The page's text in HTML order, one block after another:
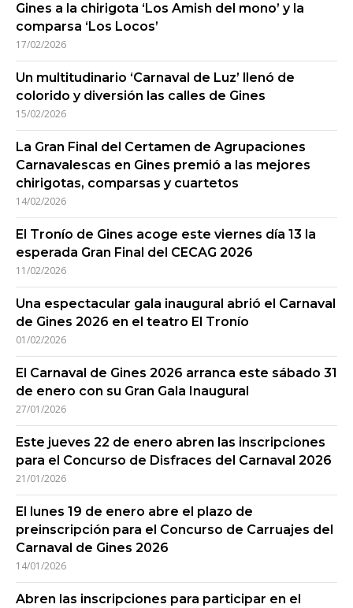
Gines a la chirigota ‘Los Amish del mono’ y la
comparsa ‘Los Locos’
17/02/2026
Un multitudinario ‘Carnaval de Luz’ llenó de
colorido y diversión las calles de Gines
15/02/2026
La Gran Final del Certamen de Agrupaciones
Carnavalescas en Gines premió a las mejores
chirigotas, comparsas y cuartetos
14/02/2026
El Tronío de Gines acoge este viernes día 13 la
esperada Gran Final del CECAG 2026
11/02/2026
Una espectacular gala inaugural abrió el Carnaval
de Gines 2026 en el teatro El Tronío
01/02/2026
El Carnaval de Gines 2026 arranca este sábado 31
de enero con su Gran Gala Inaugural
27/01/2026
Este jueves 22 de enero abren las inscripciones
para el Concurso de Disfraces del Carnaval 2026
21/01/2026
El lunes 19 de enero abre el plazo de
preinscripción para el Concurso de Carruajes del
Carnaval de Gines 2026
14/01/2026
Abren las inscripciones para participar en el